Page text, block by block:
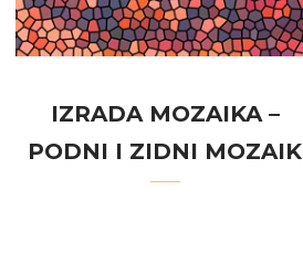
IZRADA MOZAIKA –
PODNI I ZIDNI MOZAIK